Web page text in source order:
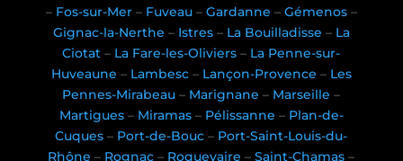
– Fos-sur-Mer– Fuveau– Gardanne – Gémenos–
Gignac-la-Nerthe – Istres– La Bouilladisse – La
Ciotat – La Fare-les-Oliviers – La Penne-sur-
Huveaune – Lambesc– Lançon-Provence – Les
Pennes-Mirabeau – Marignane – Marseille –
Martigues– Miramas– Pélissanne – Plan-de-
Cuques – Port-de-Bouc – Port-Saint-Louis-du-
Rhône – Rognac – Roquevaire –Saint-Chamas –